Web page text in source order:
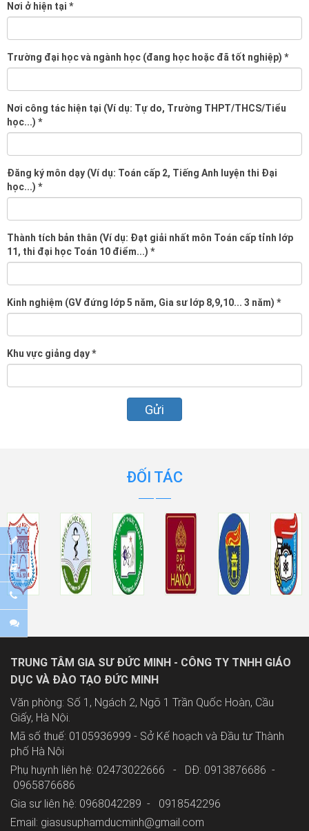
Nơi ở hiện tại *
Trường đại học và ngành học (đang học hoặc đã tốt nghiệp) *
Nơi công tác hiện tại (Ví dụ: Tự do, Trường THPT/THCS/Tiểu
học...) *
Đăng ký môn dạy (Ví dụ: Toán cấp 2, Tiếng Anh luyện thi Đại
học...) *
Thành tích bản thân (Ví dụ: Đạt giải nhất môn Toán cấp tỉnh lớp
11, thi đại học Toán 10 điểm...) *
Kinh nghiệm (GV đứng lớp 5 năm, Gia sư lớp 8,9,10... 3 năm) *
Khu vực giảng dạy*
ĐỐI TÁC
TRUNG TÂM GIA SƯ ĐỨC MINH - CÔNG TY TNHH GIÁO
DỤC VÀ ĐÀO TẠO ĐỨC MINH
Văn phòng: Số 1, Ngách 2, Ngõ 1 Trần Quốc Hoàn, Cầu
Giấy, Hà Nội.
Mã số thuế: 0105936999 - Sở Kế hoạch và Đầu tư Thành
phố Hà Nội
Phụ huynh liên hệ: 02473022666 - DĐ: 0913876686 -
0965876686
Gia sư liên hệ: 0968042289 - 0918542296
Email: giasusuphamducminh@gmail.com